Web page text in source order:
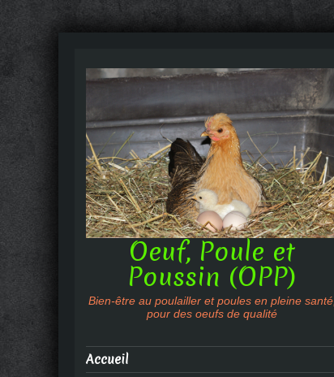
Oeuf, Poule et
Poussin (OPP)
Bien-être au poulailler et poules en pleine santé,
pour des oeufs de qualité
Accueil